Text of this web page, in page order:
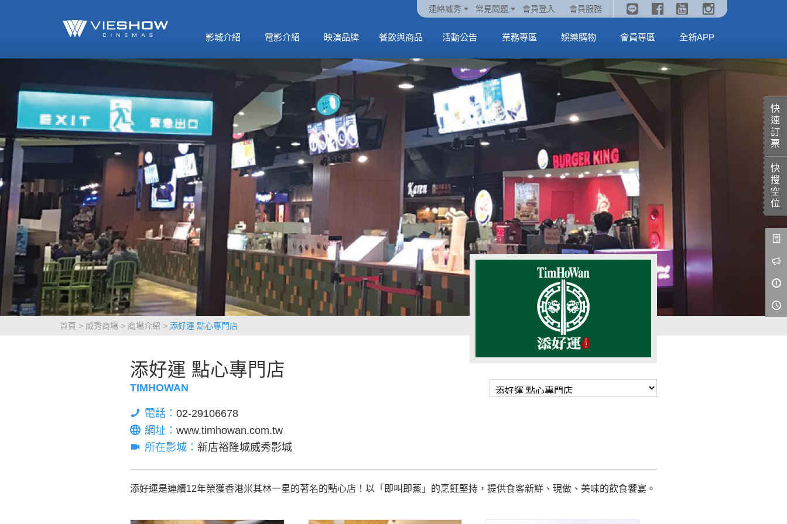
連絡威秀 常見問題 會員登入 會員服務
影城介紹 電影介紹
MORE MORE
火熱預售中《橡樹街
末日》
MORE
火熱預售中《汪汪隊立大功：恐龍大電影》
映演品牌 餐飲與商品
MORE MORE
🥤威秀獨家電影套餐
🥤全台熱賣中
MORE
《劇場版吉伊卡哇》🥤威秀獨家電影套餐🥤
全台熱賣中
MORE
活動公告 業務專區 娛樂購物 會員專區 全新APP
快
速
訂
票
快
搜
空
位
首頁 威秀商場 商場介紹 添好運 點心專門店
添好運 點心專門店
TIMHOWAN
電話： 02-29106678
網址： www.timhowan.com.tw
所在影城： 新店裕隆城威秀影城
添好運是連續12年榮獲香港米其林一星的著名的點心店！以「即叫即蒸」的烹飪堅持，提供食客新鮮、現做、美味的飲食饗宴。